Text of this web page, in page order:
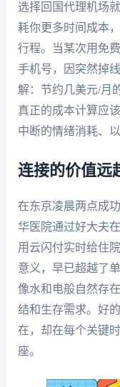
选择回国代理机场
耗你更多时间成本
行程。当某次用免
手机号，因突然掉
解：节约几美元/月
真正的成本计算应
中断的情绪消耗、
连接的价值远
在东京凌晨两点成
华医院通过好大夫
用云闪付实时给住
意义，早已超越了
像水和电般自然存
结和生存需求。好
在，却在每个关键
座。